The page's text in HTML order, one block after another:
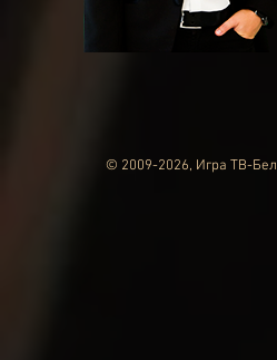
© 2009-2026, Игра ТВ-Бел